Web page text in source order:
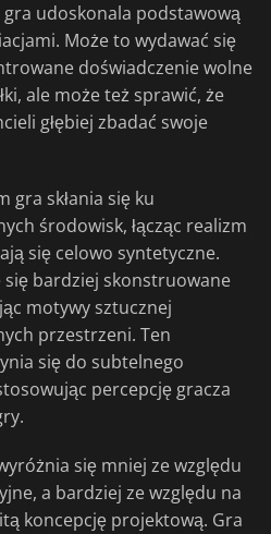
udoskonala podstawową
Może to wydawać się
doświadczenie wolne
ale może też sprawić, że
głębiej zbadać swoje
gra skłania się ku
środowisk, łącząc realizm
się celowo syntetyczne.
się bardziej skonstruowane
motywy sztucznej
przestrzeni. Ten
się do subtelnego
percepcję gracza
się mniej ze względu
a bardziej ze względu na
koncepcję projektową. Gra